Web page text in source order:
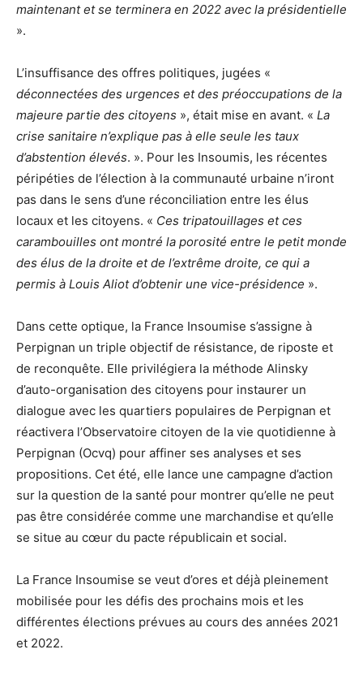
maintenant et se terminera en 2022 avec la présidentielle
».
L’insuffisance des offres politiques, jugées «
déconnectées des urgences et des préoccupations de la
majeure partie des citoyens », était mise en avant. « La
crise sanitaire n’explique pas à elle seule les taux
d’abstention élevés. ». Pour les Insoumis, les récentes
péripéties de l’élection à la communauté urbaine n’iront
pas dans le sens d’une réconciliation entre les élus
locaux et les citoyens. « Ces tripatouillages et ces
carambouilles ont montré la porosité entre le petit monde
des élus de la droite et de l’extrême droite, ce qui a
permis à Louis Aliot d’obtenir une vice-présidence ».
Dans cette optique, la France Insoumise s’assigne à
Perpignan un triple objectif de résistance, de riposte et
de reconquête. Elle privilégiera la méthode Alinsky
d’auto-organisation des citoyens pour instaurer un
dialogue avec les quartiers populaires de Perpignan et
réactivera l’Observatoire citoyen de la vie quotidienne à
Perpignan (Ocvq) pour affiner ses analyses et ses
propositions. Cet été, elle lance une campagne d’action
sur la question de la santé pour montrer qu’elle ne peut
pas être considérée comme une marchandise et qu’elle
se situe au cœur du pacte républicain et social.
La France Insoumise se veut d’ores et déjà pleinement
mobilisée pour les défis des prochains mois et les
différentes élections prévues au cours des années 2021
et 2022.